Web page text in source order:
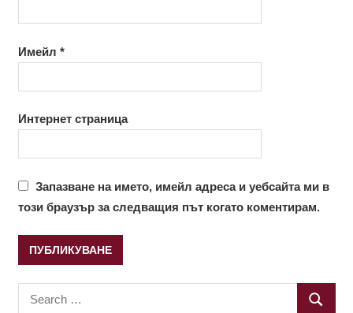
Имейл *
Интернет страница
Запазване на името, имейл адреса и уебсайта ми в
този браузър за следващия път когато коментирам.
Search
SEARCH